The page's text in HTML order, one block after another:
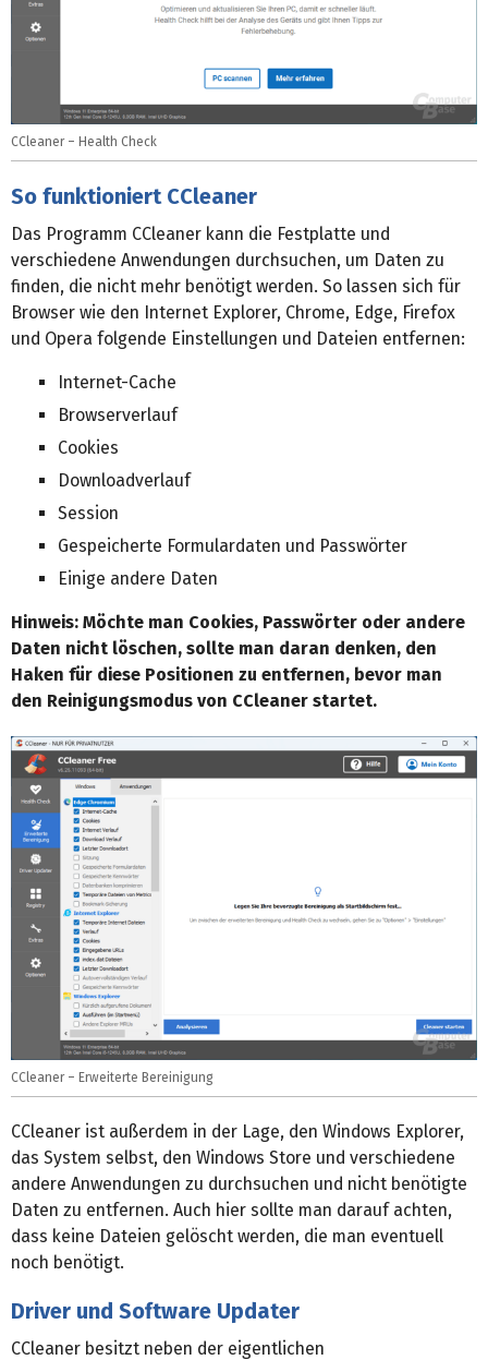
CCleaner – Health Check
So funktioniert CCleaner
Das Programm CCleaner kann die Festplatte und
verschiedene Anwendungen durchsuchen, um Daten zu
finden, die nicht mehr benötigt werden. So lassen sich für
Browser wie den Internet Explorer, Chrome, Edge, Firefox
und Opera folgende Einstellungen und Dateien entfernen:
Internet-Cache
Browserverlauf
Cookies
Downloadverlauf
Session
Gespeicherte Formulardaten und Passwörter
Einige andere Daten
Hinweis: Möchte man Cookies, Passwörter oder andere
Daten nicht löschen, sollte man daran denken, den
Haken für diese Positionen zu entfernen, bevor man
den Reinigungsmodus von CCleaner startet.
CCleaner – Erweiterte Bereinigung
CCleaner ist außerdem in der Lage, den Windows Explorer,
das System selbst, den Windows Store und verschiedene
andere Anwendungen zu durchsuchen und nicht benötigte
Daten zu entfernen. Auch hier sollte man darauf achten,
dass keine Dateien gelöscht werden, die man eventuell
noch benötigt.
Driver und Software Updater
CCleaner besitzt neben der eigentlichen